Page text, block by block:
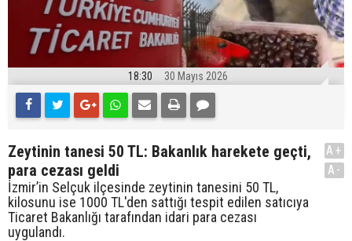
18:30 30 Mayıs 2026
Zeytinin tanesi 50 TL: Bakanlık harekete geçti,
para cezası geldi
İzmir’in Selçuk ilçesinde zeytinin tanesini 50 TL,
kilosunu ise 1000 TL'den sattığı tespit edilen satıcıya
Ticaret Bakanlığı tarafından idari para cezası
uygulandı.
A+
A-